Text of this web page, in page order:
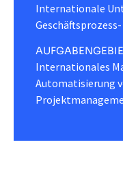
Internationale
Internationales
Automatisierung